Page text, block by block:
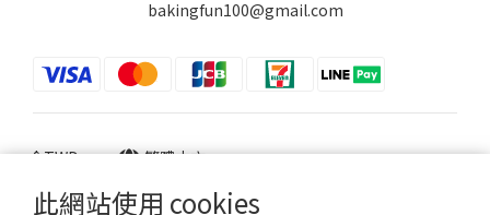
此網站使用 cookies
bakingfun100@gmail.com
$TWD 繁體中文